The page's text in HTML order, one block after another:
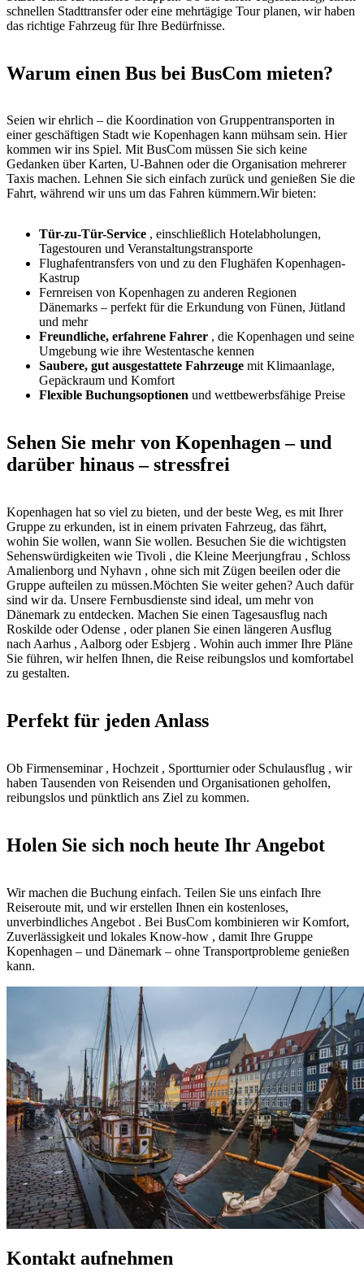
schnellen Stadttransfer oder eine mehrtägige Tour planen, wir haben
das richtige Fahrzeug für Ihre Bedürfnisse.
Warum einen Bus bei BusCom mieten?
Seien wir ehrlich – die Koordination von Gruppentransporten in
einer geschäftigen Stadt wie Kopenhagen kann mühsam sein. Hier
kommen wir ins Spiel. Mit BusCom müssen Sie sich keine
Gedanken über Karten, U-Bahnen oder die Organisation mehrerer
Taxis machen. Lehnen Sie sich einfach zurück und genießen Sie die
Fahrt, während wir uns um das Fahren kümmern.Wir bieten:
Tür-zu-Tür-Service , einschließlich Hotelabholungen,
Tagestouren und Veranstaltungstransporte
Flughafentransfers von und zu den Flughäfen Kopenhagen-
Kastrup
Fernreisen von Kopenhagen zu anderen Regionen
Dänemarks – perfekt für die Erkundung von Fünen, Jütland
und mehr
Freundliche, erfahrene Fahrer , die Kopenhagen und seine
Umgebung wie ihre Westentasche kennen
Saubere, gut ausgestattete Fahrzeuge mit Klimaanlage,
Gepäckraum und Komfort
Flexible Buchungsoptionen und wettbewerbsfähige Preise
Sehen Sie mehr von Kopenhagen – und
darüber hinaus – stressfrei
Kopenhagen hat so viel zu bieten, und der beste Weg, es mit Ihrer
Gruppe zu erkunden, ist in einem privaten Fahrzeug, das fährt,
wohin Sie wollen, wann Sie wollen. Besuchen Sie die wichtigsten
Sehenswürdigkeiten wie Tivoli , die Kleine Meerjungfrau , Schloss
Amalienborg und Nyhavn , ohne sich mit Zügen beeilen oder die
Gruppe aufteilen zu müssen.Möchten Sie weiter gehen? Auch dafür
sind wir da. Unsere Fernbusdienste sind ideal, um mehr von
Dänemark zu entdecken. Machen Sie einen Tagesausflug nach
Roskilde oder Odense , oder planen Sie einen längeren Ausflug
nach Aarhus , Aalborg oder Esbjerg . Wohin auch immer Ihre Pläne
Sie führen, wir helfen Ihnen, die Reise reibungslos und komfortabel
zu gestalten.
Perfekt für jeden Anlass
Ob Firmenseminar , Hochzeit , Sportturnier oder Schulausflug , wir
haben Tausenden von Reisenden und Organisationen geholfen,
reibungslos und pünktlich ans Ziel zu kommen.
Holen Sie sich noch heute Ihr Angebot
Wir machen die Buchung einfach. Teilen Sie uns einfach Ihre
Reiseroute mit, und wir erstellen Ihnen ein kostenloses,
unverbindliches Angebot . Bei BusCom kombinieren wir Komfort,
Zuverlässigkeit und lokales Know-how , damit Ihre Gruppe
Kopenhagen – und Dänemark – ohne Transportprobleme genießen
kann.
Kontakt aufnehmen